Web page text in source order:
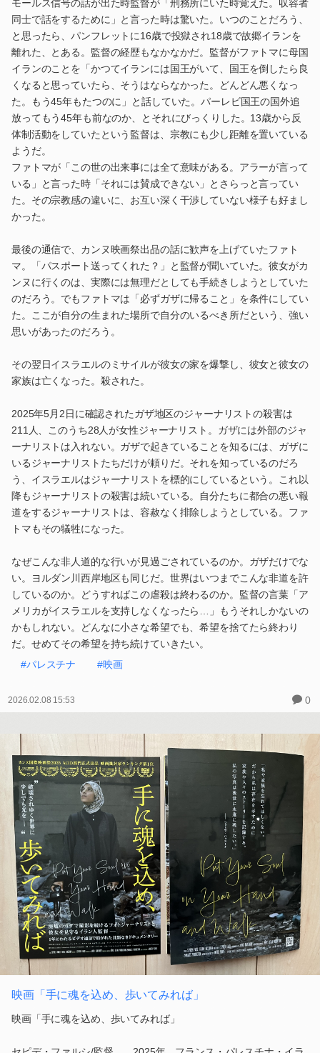
モールス信号の話が出た時監督が「刑務所にいた時覚えた。収容者
同士で話をするために」と言った時は驚いた。いつのことだろう、
と思ったら、パンフレットに16歳で投獄され18歳で故郷イランを
離れた、とある。監督の経歴もなかなかだ。監督がファトマに母国
イランのことを「かつてイランには国王がいて、国王を倒したら良
くなると思っていたら、そうはならなかった。どんどん悪くなっ
た。もう45年もたつのに」と話していた。パーレビ国王の国外追
放ってもう45年も前なのか、とそれにびっくりした。13歳から反
体制活動をしていたという監督は、宗教にも少し距離を置いている
ようだ。
ファトマが「この世の出来事には全て意味がある。アラーが言って
いる」と言った時「それには賛成できない」とさらっと言ってい
た。その宗教感の違いに、お互い深く干渉していない様子も好まし
かった。
最後の通信で、カンヌ映画祭出品の話に歓声を上げていたファト
マ。「パスポート送ってくれた？」と監督が聞いていた。彼女がカ
ンヌに行くのは、実際には無理だとしても手続きしようとしていた
のだろう。でもファトマは「必ずガザに帰ること」を条件にしてい
た。ここが自分の生まれた場所で自分のいるべき所だという、強い
思いがあったのだろう。
その翌日イスラエルのミサイルが彼女の家を爆撃し、彼女と彼女の
家族は亡くなった。殺された。
2025年5月2日に確認されたガザ地区のジャーナリストの殺害は
211人、このうち28人が女性ジャーナリスト。ガザには外部のジャ
ーナリストは入れない。ガザで起きていることを知るには、ガザに
いるジャーナリストたちだけが頼りだ。それを知っているのだろ
う、イスラエルはジャーナリストを標的にしているという。これ以
降もジャーナリストの殺害は続いている。自分たちに都合の悪い報
道をするジャーナリストは、容赦なく排除しようとしている。ファ
トマもその犠牲になった。
なぜこんな非人道的な行いが見過ごされているのか。ガザだけでな
い。ヨルダン川西岸地区も同じだ。世界はいつまでこんな非道を許
しているのか。どうすればこの虐殺は終わるのか。監督の言葉「ア
メリカがイスラエルを支持しなくなったら…」もうそれしかないの
かもしれない。どんなに小さな希望でも、希望を捨てたら終わり
だ。せめてその希望を持ち続けていきたい。
#パレスチナ
#映画
2026.02.08 15:53 0
映画「手に魂を込め、歩いてみれば」
映画「手に魂を込め、歩いてみれば」